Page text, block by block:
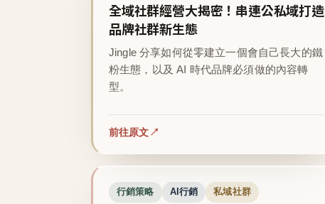
全域社群經營大揭密！串連公私域打造
品牌社群新生態
Jingle 分享如何從零建立一個會自己長大的鐵
粉生態，以及 AI 時代品牌必須做的內容轉
型。
前往原文
行銷策略 AI行銷 私域社群